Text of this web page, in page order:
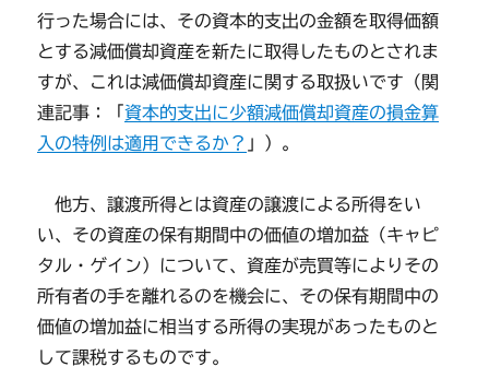
行った場合には、その資本的支出の金額を取得価額
とする減価償却資産を新たに取得したものとされま
すが、これは減価償却資産に関する取扱いです（関
連記事：「資本的支出に少額減価償却資産の損金算
入の特例は適用できるか？ 」）。
他方、譲渡所得とは資産の譲渡による所得をい
い、その資産の保有期間中の価値の増加益（キャピ
タル・ゲイン）について、資産が売買等によりその
所有者の手を離れるのを機会に、その保有期間中の
価値の増加益に相当する所得の実現があったものと
して課税するものです。